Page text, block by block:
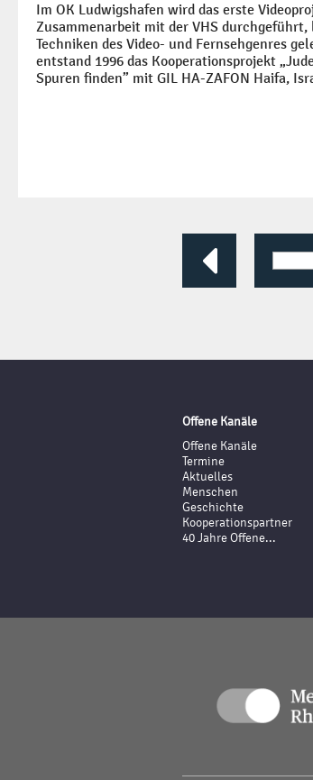
Im OK Ludwigshafen wird das erste
Zusammenarbeit mit der VHS
Techniken des Video- und Fernsehgenres
entstand 1996 das Kooperationsprojekt
Spuren finden” mit GIL HA-ZAFON Haifa,

Offene Kanäle
Offene Kanäle
Termine
Aktuelles
Menschen
Geschichte
Kooperationspartner
40 Jahre Offene...